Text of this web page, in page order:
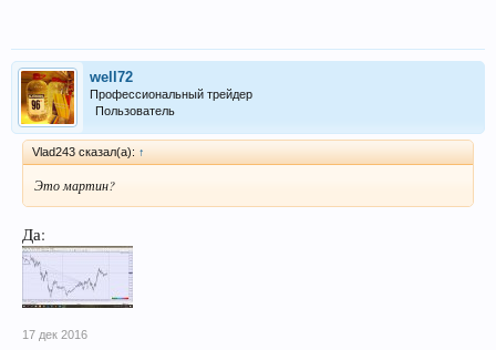
well72
Профессиональный трейдер
Пользователь
Vlad243 сказал(а): ↑
Это мартин?
Да:
17 дек 2016